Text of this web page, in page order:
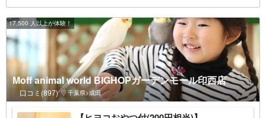
17,500 人以上が体験！
Moff animal world BIGHOPガーデンモール印西店
口コミ(897) 千葉県>成田